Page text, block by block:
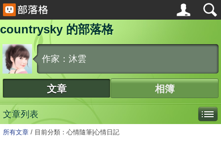
countrysky 的部落格
作家：沐雲
文章 相簿
文章列表
所有文章 / 目前分類：心情隨筆|心情日記